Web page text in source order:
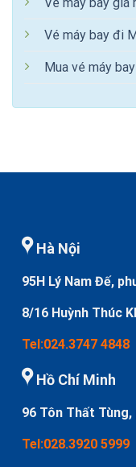
Vé máy bay giá
Vé máy bay đi
Mua vé máy
Hà Nội
95H Lý Nam Đế,
8/16 Huỳnh Thúc
Tel:024.3747 4848
Hồ Chí Minh
96 Tôn Thất Tùng,
Tel:028.3920 5999